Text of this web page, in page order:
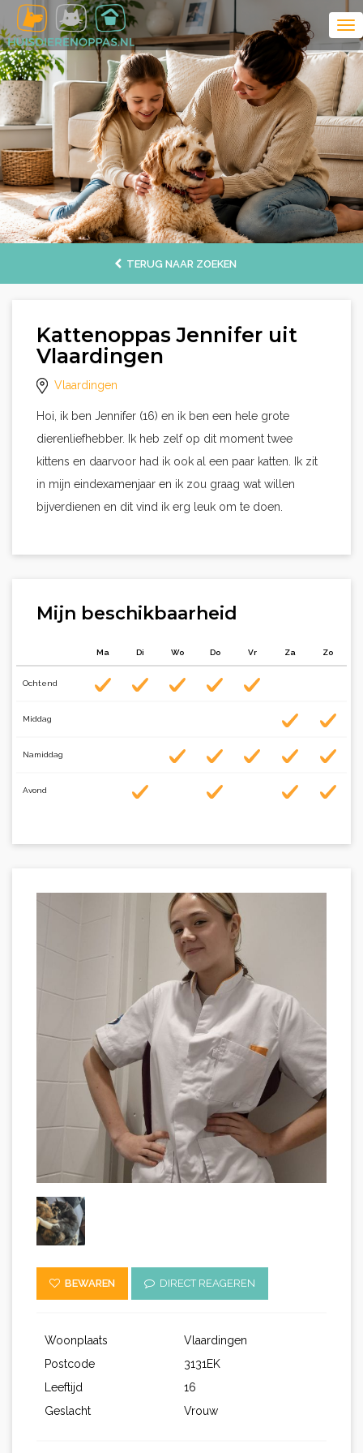
TERUG NAAR ZOEKEN
Kattenoppas Jennifer uit
Vlaardingen
Vlaardingen
Hoi, ik ben Jennifer (16) en ik ben een hele grote
dierenliefhebber. Ik heb zelf op dit moment twee
kittens en daarvoor had ik ook al een paar katten. Ik zit
in mijn eindexamenjaar en ik zou graag wat willen
bijverdienen en dit vind ik erg leuk om te doen.
Mijn beschikbaarheid
Ma Di Wo Do Vr Za Zo
Ochtend
Middag
Namiddag
Avond
BEWAREN DIRECT REAGEREN
Woonplaats
Vlaardingen
Postcode
3131EK
Leeftijd
16
Geslacht
Vrouw